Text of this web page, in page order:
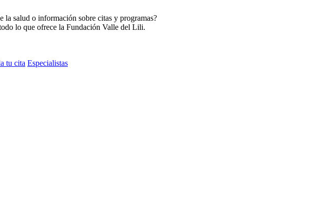
la salud o información sobre citas y programas?
lo que ofrece la Fundación Valle del Lili.
tu cita Especialistas